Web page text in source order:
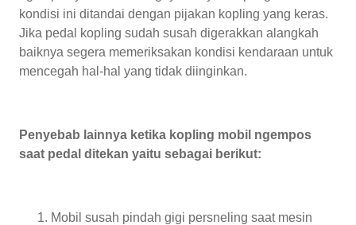
kondisi ini ditandai dengan pijakan kopling yang keras.
Jika pedal kopling sudah susah digerakkan alangkah
baiknya segera memeriksakan kondisi kendaraan untuk
mencegah hal-hal yang tidak diinginkan.
Penyebab lainnya ketika kopling mobil ngempos
saat pedal ditekan yaitu sebagai berikut:
Mobil susah pindah gigi persneling saat mesin